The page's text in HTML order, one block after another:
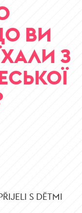
ВИ
З
S DĚTMI